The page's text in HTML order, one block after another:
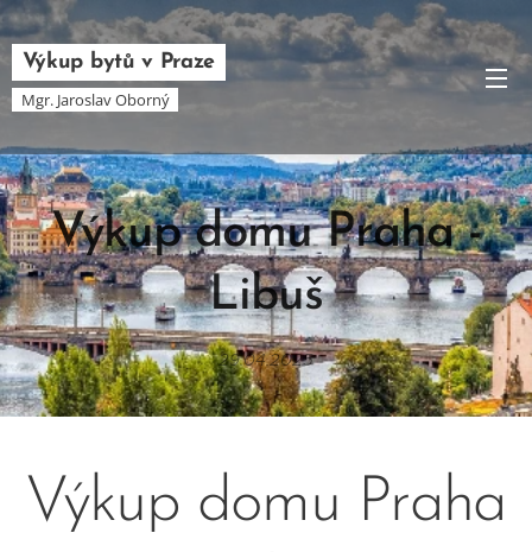
Výkup bytů v Praze
Mgr. Jaroslav Oborný
Výkup domu Praha -
Libuš
29.04.2025
Výkup domu Praha